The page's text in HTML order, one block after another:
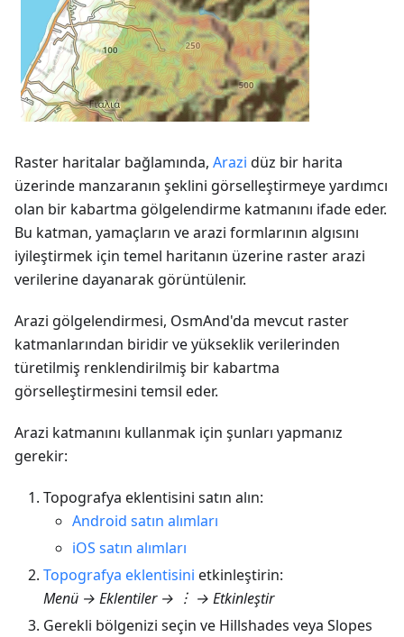
Raster haritalar bağlamında, Arazi düz bir harita
üzerinde manzaranın şeklini görselleştirmeye yardımcı
olan bir kabartma gölgelendirme katmanını ifade eder.
Bu katman, yamaçların ve arazi formlarının algısını
iyileştirmek için temel haritanın üzerine raster arazi
verilerine dayanarak görüntülenir.
Arazi gölgelendirmesi, OsmAnd'da mevcut raster
katmanlarından biridir ve yükseklik verilerinden
türetilmiş renklendirilmiş bir kabartma
görselleştirmesini temsil eder.
Arazi katmanını kullanmak için şunları yapmanız
gerekir:
Topografya eklentisini satın alın:
Android satın alımları
iOS satın alımları
Topografya eklentisini etkinleştirin:
Menü → Eklentiler → ︙ → Etkinleştir
Gerekli bölgenizi seçin ve Hillshades veya Slopes